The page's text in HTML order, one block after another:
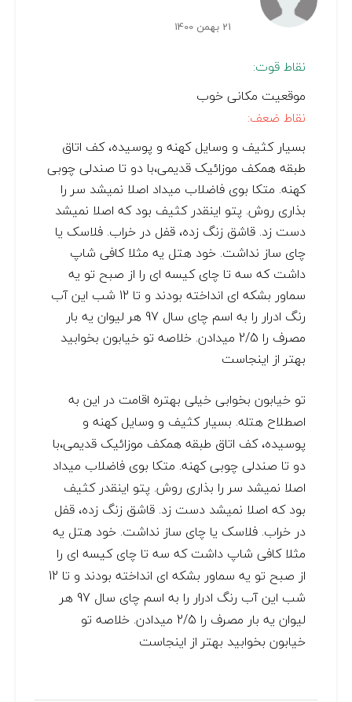
21 بهمن 1400
نقاط قوت:
موقعیت مکانی خوب
نقاط ضعف:
بسیار کثیف و وسایل کهنه و پوسیده، کف اتاق
طبقه همکف موزائیک قدیمی،با دو تا صندلی چوبی
کهنه. متکا بوی فاضلاب میداد اصلا نمیشد سر را
بذاری روش. پتو اینقدر کثیف بود که اصلا نمیشد
دست زد. قاشق زنگ زده، قفل در خراب. فلاسک یا
چای ساز نداشت. خود هتل یه مثلا کافی شاپ
داشت که سه تا چای کیسه ای را از صبح تو یه
سماور بشکه ای انداخته بودند و تا 12 شب این آب
رنگ ادرار را به اسم چای سال 97 هر لیوان یه بار
مصرف را 2/5 میدادن. خلاصه تو خیابون بخوابید
بهتر از اینجاست
تو خیابون بخوابی خیلی بهتره اقامت در این به
اصطلاح هتله. بسیار کثیف و وسایل کهنه و
پوسیده، کف اتاق طبقه همکف موزائیک قدیمی،با
دو تا صندلی چوبی کهنه. متکا بوی فاضلاب میداد
اصلا نمیشد سر را بذاری روش. پتو اینقدر کثیف
بود که اصلا نمیشد دست زد. قاشق زنگ زده، قفل
در خراب. فلاسک یا چای ساز نداشت. خود هتل یه
مثلا کافی شاپ داشت که سه تا چای کیسه ای را
از صبح تو یه سماور بشکه ای انداخته بودند و تا 12
شب این آب رنگ ادرار را به اسم چای سال 97 هر
لیوان یه بار مصرف را 2/5 میدادن. خلاصه تو
خیابون بخوابید بهتر از اینجاست